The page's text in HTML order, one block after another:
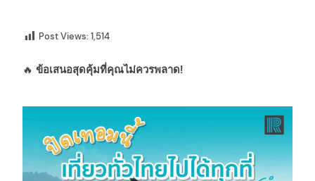
Post Views:1,514
🔥 ข้อเสนอสุดคุ้มที่คุณไม่ควรพลาด!